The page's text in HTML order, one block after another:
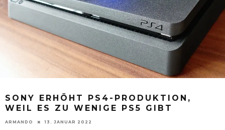
SONY ERHÖHT PS4-PRODUKTION,
WEIL ES ZU WENIGE PS5 GIBT
ARMANDO 13. JANUAR 2022